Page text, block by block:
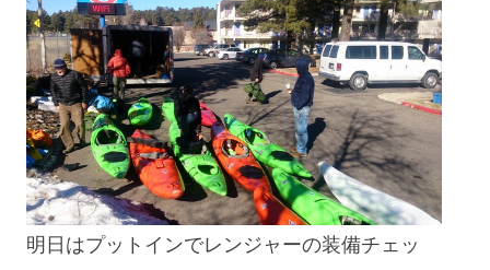
明日はプットインでレンジャーの装備チェッ